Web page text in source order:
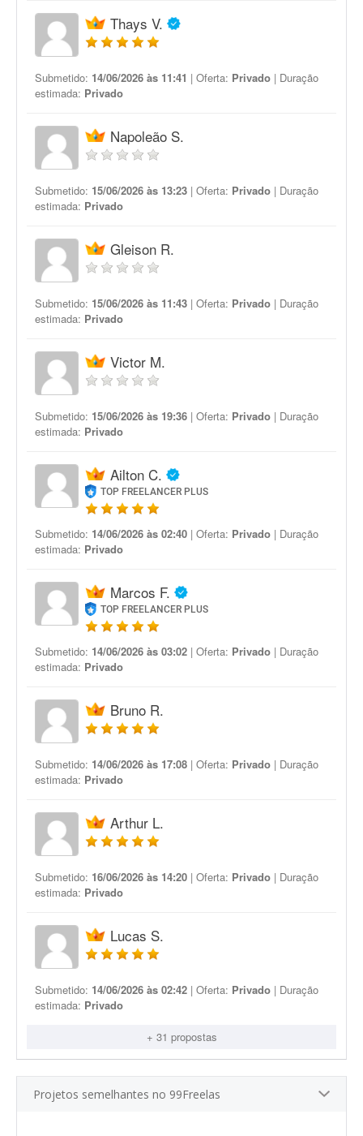
Thays V.
Submetido: 14/06/2026 às 11:41 | Oferta: Privado | Duração
estimada: Privado
Napoleão S.
Submetido: 15/06/2026 às 13:23 | Oferta: Privado | Duração
estimada: Privado
Gleison R.
Submetido: 15/06/2026 às 11:43 | Oferta: Privado | Duração
estimada: Privado
Victor M.
Submetido: 15/06/2026 às 19:36 | Oferta: Privado | Duração
estimada: Privado
Ailton C.
TOP FREELANCER PLUS
Submetido: 14/06/2026 às 02:40 | Oferta: Privado | Duração
estimada: Privado
Marcos F.
TOP FREELANCER PLUS
Submetido: 14/06/2026 às 03:02 | Oferta: Privado | Duração
estimada: Privado
Bruno R.
Submetido: 14/06/2026 às 17:08 | Oferta: Privado | Duração
estimada: Privado
Arthur L.
Submetido: 16/06/2026 às 14:20 | Oferta: Privado | Duração
estimada: Privado
Lucas S.
Submetido: 14/06/2026 às 02:42 | Oferta: Privado | Duração
estimada: Privado
+ 31 propostas
Projetos semelhantes no 99Freelas